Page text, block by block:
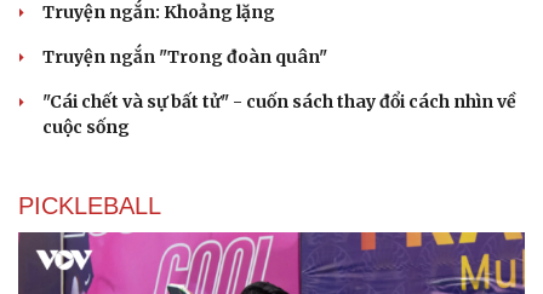
Truyện ngắn: Khoảng lặng
Truyện ngắn "Trong đoàn quân"
"Cái chết và sự bất tử" - cuốn sách thay đổi cách nhìn về
cuộc sống
PICKLEBALL